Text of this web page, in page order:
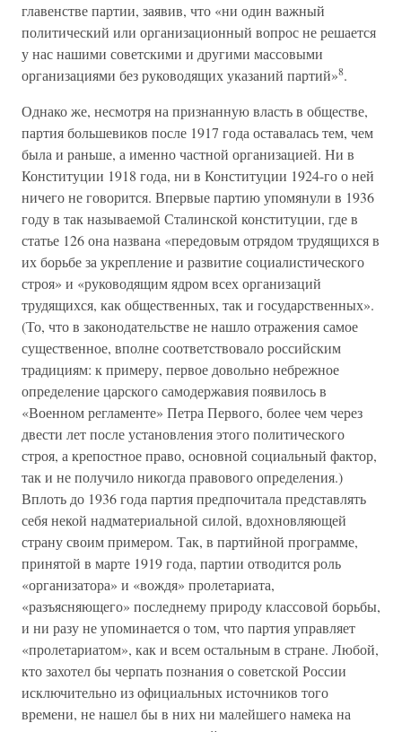
главенстве партии, заявив, что «ни один важный
политический или организационный вопрос не решается
у нас нашими советскими и другими массовыми
организациями без руководящих указаний партий»8.
Однако же, несмотря на признанную власть в обществе,
партия большевиков после 1917 года оставалась тем, чем
была и раньше, а именно частной организацией. Ни в
Конституции 1918 года, ни в Конституции 1924-го о ней
ничего не говорится. Впервые партию упомянули в 1936
году в так называемой Сталинской конституции, где в
статье 126 она названа «передовым отрядом трудящихся в
их борьбе за укрепление и развитие социалистического
строя» и «руководящим ядром всех организаций
трудящихся, как общественных, так и государственных».
(То, что в законодательстве не нашло отражения самое
существенное, вполне соответствовало российским
традициям: к примеру, первое довольно небрежное
определение царского самодержавия появилось в
«Военном регламенте» Петра Первого, более чем через
двести лет после установления этого политического
строя, а крепостное право, основной социальный фактор,
так и не получило никогда правового определения.)
Вплоть до 1936 года партия предпочитала представлять
себя некой надматериальной силой, вдохновляющей
страну своим примером. Так, в партийной программе,
принятой в марте 1919 года, партии отводится роль
«организатора» и «вождя» пролетариата,
«разъясняющего» последнему природу классовой борьбы,
и ни разу не упоминается о том, что партия управляет
«пролетариатом», как и всем остальным в стране. Любой,
кто захотел бы черпать познания о советской России
исключительно из официальных источников того
времени, не нашел бы в них ни малейшего намека на